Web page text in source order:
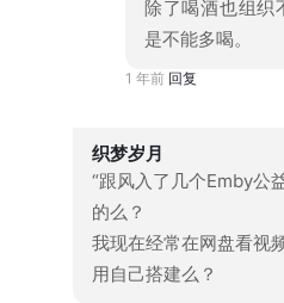
除了喝酒也组织
是不能多喝。
1 年前 回复
织梦岁月
“跟风入了几个Emby公
的么？
我现在经常在网盘看视
用自己搭建么？